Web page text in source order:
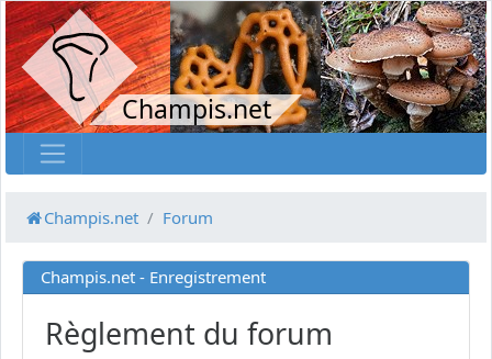
Champis.net
Champis.net Forum
Champis.net - Enregistrement
Règlement du forum